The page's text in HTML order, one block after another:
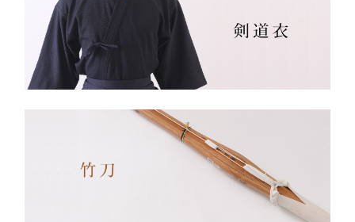
で丁寧に仕立てられ、耐
久性と着心地を両立してい
ます。
日々の稽古・大会でも安心